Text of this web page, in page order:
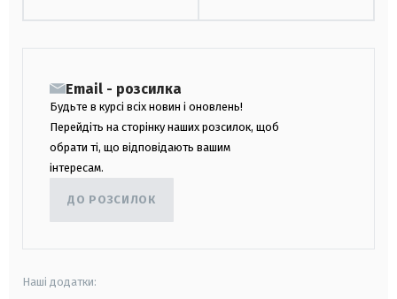
Email - розсилка
Будьте в курсі всіх новин і оновлень!
Перейдіть на сторінку наших розсилок, щоб
обрати ті, що відповідають вашим
інтересам.
ДО РОЗСИЛОК
Наші додатки: